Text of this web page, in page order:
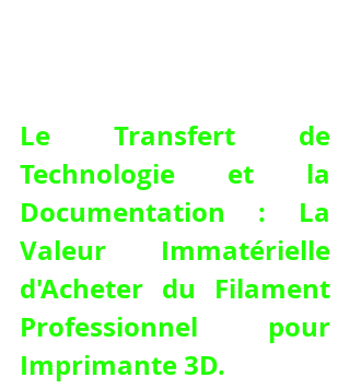
Le Transfert de
Technologie et la
Documentation : La
Valeur Immatérielle
d'Acheter du Filament
Professionnel pour
Imprimante 3D.